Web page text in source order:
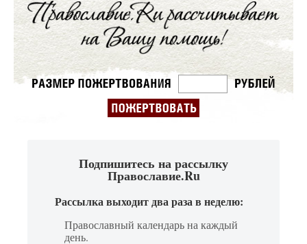
Подпишитесь на рассылку
Православие.Ru
Рассылка выходит два раза в неделю:
Православный календарь на каждый
день.